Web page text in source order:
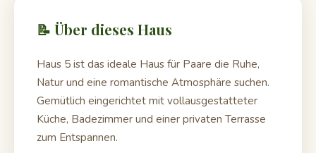
📝 Über dieses Haus
Haus 5 ist das ideale Haus für Paare die Ruhe,
Natur und eine romantische Atmosphäre suchen.
Gemütlich eingerichtet mit vollausgestatteter
Küche, Badezimmer und einer privaten Terrasse
zum Entspannen.